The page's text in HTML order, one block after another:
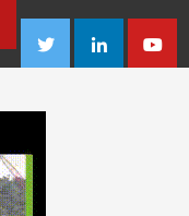
Facebook
TwitterLinkedin